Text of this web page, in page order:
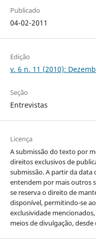
Publicado
04-02-2011
Edição
v. 6 n. 11 (2010):
Seção
Entrevistas
Licença
A submissão do texto por
direitos exclusivos de
submissão. A partir da data
entendem por mais outros
se reserva o direito de
disponível, permitindo-se
exclusividade
meios de divulgação,